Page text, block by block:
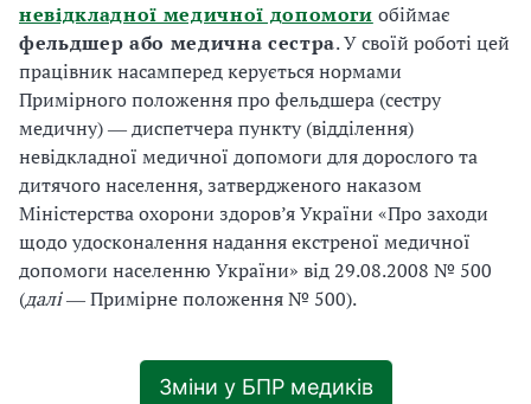
невідкладної медичної допомоги обіймає
фельдшер або медична сестра. У своїй роботі цей
працівник насамперед керується нормами
Примірного положення про фельдшера (сестру
медичну) ― диспетчера пункту (відділення)
невідкладної медичної допомоги для дорослого та
дитячого населення, затвердженого наказом
Міністерства охорони здоров’я України «Про заходи
щодо удосконалення надання екстреної медичної
допомоги населенню України» від 29.08.2008 № 500
(далі― Примірне положення № 500).
Зміни у БПР медиків